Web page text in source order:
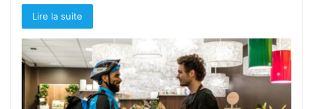
Lire la suite